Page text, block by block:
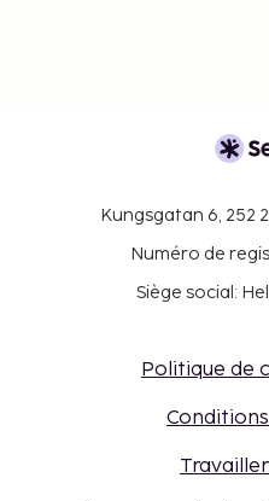
Kungsgatan 6, 252
Numéro de
Siège social:
Politique de